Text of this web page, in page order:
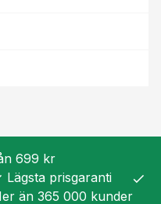
699 kr
Lägsta prisgaranti check
än 365 000 kunder